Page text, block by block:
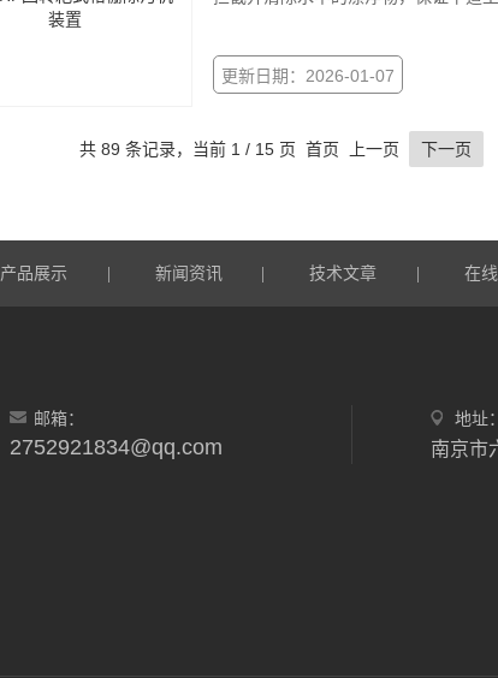
更新日期：2026-01-07
共 89 条记录，当前 1 / 15 页 首页 上一页 下一页
产品展示 | 新闻资讯 | 技术文章 | 在
邮箱：
2752921834@qq.com
地址：
南京市